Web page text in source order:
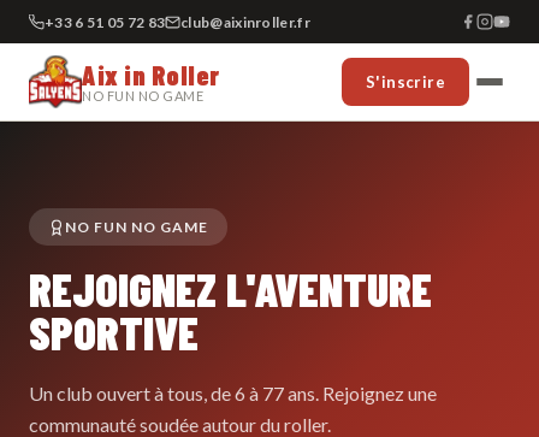
+33 6 51 05 72 83 club@aixinroller.fr
Aix in Roller
NO FUN NO GAME
S'inscrire
NO FUN NO GAME
REJOIGNEZ L'AVENTURE
SPORTIVE
Un club ouvert à tous, de 6 à 77 ans. Rejoignez une
communauté soudée autour du roller.